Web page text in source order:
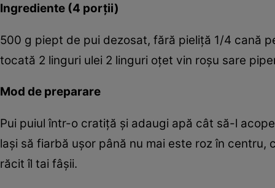
Ingrediente (4 porţii)
500 g piept de pui dezosat, fără pieliţă 1/4 cană
tocată 2 linguri ulei 2 linguri oţet vin roşu sare
Mod de preparare
Pui puiul într-o cratiţă şi adaugi apă cât să-l
laşi să fiarbă uşor până nu mai este roz în
răcit îl tai fâşii.